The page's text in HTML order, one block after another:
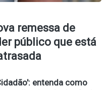
remessa de
público que está
entenda como